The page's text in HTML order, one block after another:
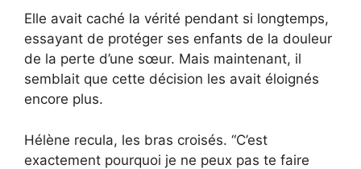
Elle avait caché la vérité pendant si longtemps,
essayant de protéger ses enfants de la douleur
de la perte d’une sœur. Mais maintenant, il
semblait que cette décision les avait éloignés
encore plus.
Hélène recula, les bras croisés. “C’est
exactement pourquoi je ne peux pas te faire